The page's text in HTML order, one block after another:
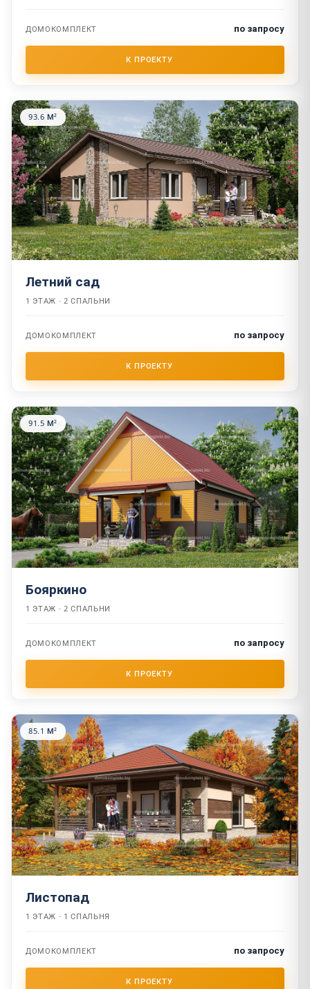
ДОМОКОМПЛЕКТ по запросу
93.6 М²
Летний сад
1 ЭТАЖ · 2 СПАЛЬНИ
ДОМОКОМПЛЕКТ по запросу
91.5 М²
Бояркино
1 ЭТАЖ · 2 СПАЛЬНИ
ДОМОКОМПЛЕКТ по запросу
85.1 М²
Листопад
1 ЭТАЖ · 1 СПАЛЬНЯ
ДОМОКОМПЛЕКТ по запросу